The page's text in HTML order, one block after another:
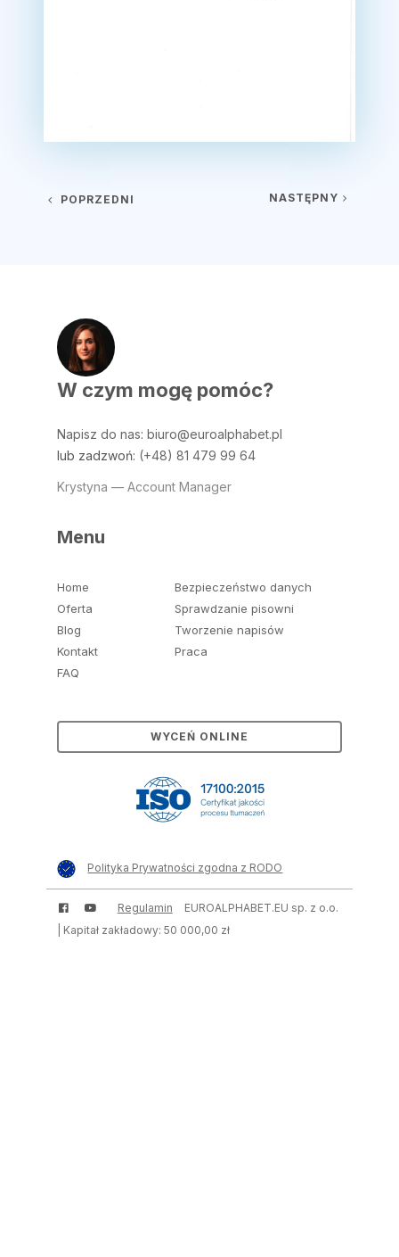
Nawigacja wpisu
POPRZEDNI NASTĘPNY
W czym mogę pomóc?
Napisz do nas:biuro@euroalphabet.pl
lub zadzwoń: (+48) 81 479 99 64
Krystyna — Account Manager
Menu
Home
Oferta
Blog
Kontakt
FAQ
Bezpieczeństwo danych
Sprawdzanie pisowni
Tworzenie napisów
Praca
WYCEŃ ONLINE
Polityka Prywatności zgodna z RODO
Regulamin
EUROALPHABET.EU sp. z o.o.
| Kapitał zakładowy: 50 000,00 zł